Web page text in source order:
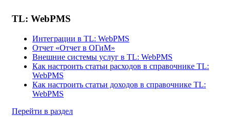
TL: WebPMS
Интеграции в TL: WebPMS
Отчет «Отчет в ОГиМ»
Внешние системы услуг в TL: WebPMS
Как настроить статьи расходов в справочнике TL:
WebPMS
Как настроить статьи доходов в справочнике TL:
WebPMS
Перейти в раздел